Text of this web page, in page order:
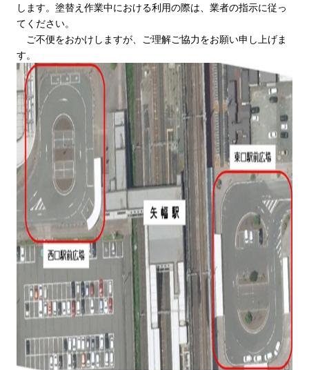
します。塗替え作業中における利用の際は、業者の指示に従っ
てください。
ご不便をおかけしますが、ご理解ご協力をお願い申し上げま
す。